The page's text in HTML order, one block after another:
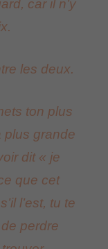
car il n’y
les deux.
ton plus
plus grande
dit « je
que cet
l’est, tu te
perdre